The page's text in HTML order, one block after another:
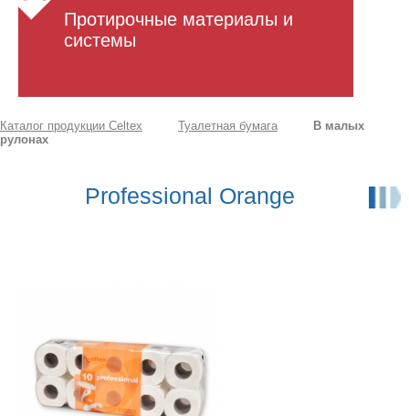
Протирочные материалы и
системы
Каталог продукции Celtex Туалетная бумага
В малых
рулонах
Professional Orange